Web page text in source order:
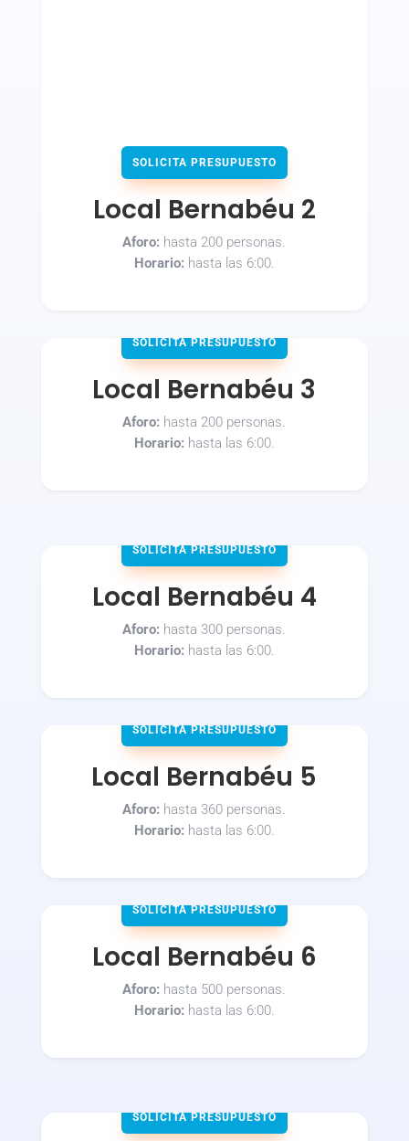
SOLICITA PRESUPUESTO
Local Bernabéu 2
Aforo: hasta 200 personas.
Horario: hasta las 6:00.
SOLICITA PRESUPUESTO
Local Bernabéu 3
Aforo: hasta 200 personas.
Horario: hasta las 6:00.
SOLICITA PRESUPUESTO
Local Bernabéu 4
Aforo: hasta 300 personas.
Horario: hasta las 6:00.
SOLICITA PRESUPUESTO
Local Bernabéu 5
Aforo: hasta 360 personas.
Horario: hasta las 6:00.
SOLICITA PRESUPUESTO
Local Bernabéu 6
Aforo: hasta 500 personas.
Horario: hasta las 6:00.
SOLICITA PRESUPUESTO